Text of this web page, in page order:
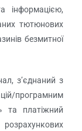
інформацією,
тютюнових
безмитної
з’єднаний з
програмним
та платіжний